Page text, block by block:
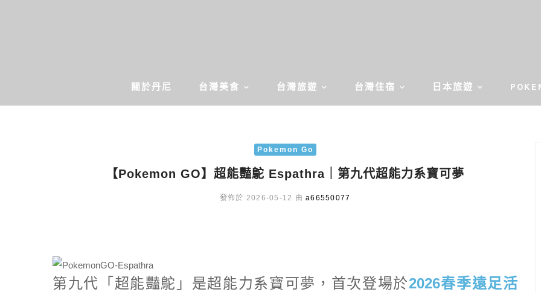
關於丹尼 台灣美食 台灣旅遊 台灣住宿 日本旅遊
Pokemon Go
【Pokemon GO】超能豔鴕 Espathra｜第九代超能力系寶可夢
發佈於 2026-05-12 由 a66550077
第九代「超能豔鴕」是超能力系寶可夢，首次登場於2026春季遠足活